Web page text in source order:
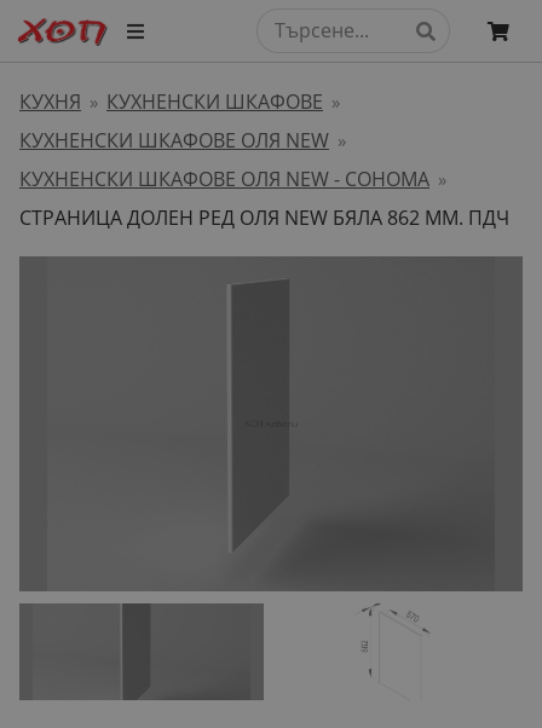
КУХНЯ » КУХНЕНСКИ ШКАФОВЕ »
КУХНЕНСКИ ШКАФОВЕ ОЛЯ NEW »
КУХНЕНСКИ ШКАФОВЕ ОЛЯ NEW - СОНОМА »
СТРАНИЦА ДОЛЕН РЕД ОЛЯ NEW БЯЛА 862 ММ. ПДЧ